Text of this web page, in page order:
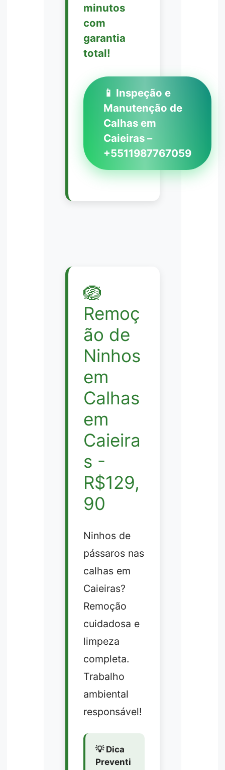
minutos
com
garantia
total!
📱 Inspeção e
Manutenção de
Calhas em
Caieiras –
+5511987767059
🪺
Remoç
ão de
Ninhos
em
Calhas
em
Caieira
s -
R$129,
90
Ninhos de
pássaros nas
calhas em
Caieiras?
Remoção
cuidadosa e
limpeza
completa.
Trabalho
ambiental
responsável!
💡 Dica
Preventi